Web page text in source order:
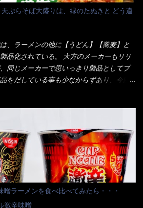
判らず店員さんを呼ぶピンポンを・・・ク
ると、丁寧にタッチパネルで～と教えて
パネルがクーポンを受け付けない！！ 店
いながら私が受け付けますので・・・と
ネルのやつ、安いのは嫌うんだな！？こ
・・・10分は越えたと思うけど・・・出て
日のサラメシ【ホーリーバジル香る、タイ
らタイ料理屋さんには、辛味剤・酢・ナ
てきたものです。 でも流石にファミレ
ね！残念だ～ 今回はすかいらーくグルー
に再現して提供しているか？を見るだけ
＝ホーリーバジルなのです。 肉は通常チ
ます。 肉は挽肉みたいなミンチではな
です。 それに現地バンコクでは、卵は固
ほぼ全熟の目玉焼きで、これは日本風
ぷらそば大盛りは、緑のたぬきと どう違
、ラーメンの他に【うどん】【蕎麦】と
品化されている。 大方のメーカーもリリ
同じメーカーで思いっきり製品としてブ
をだしている事も少なからずあり、今回
本商品をリリースするの？ 確かに販売価
は108円位で、ごつ盛り天ぷらそばは98円
いじゃないか！？ そこで何が違うか・・・
得てみた。 ■原材料 比較（相手に含まれ
☆緑のたぬき 油揚げめん(小麦粉(国内製
植物性たん白、食塩、とろろ芋、卵白)、
かまぼこ )、添付調味料(砂糖、食塩、し
ラーメンを食べ比べてみたら・・・
激辛味噌